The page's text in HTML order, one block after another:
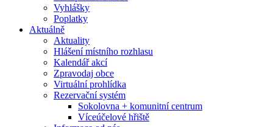
Vyhlášky
Poplatky
Aktuálně
Aktuality
Hlášení místního rozhlasu
Kalendář akcí
Zpravodaj obce
Virtuální prohlídka
Rezervační systém
Sokolovna + komunitní centrum
Víceúčelové hřiště